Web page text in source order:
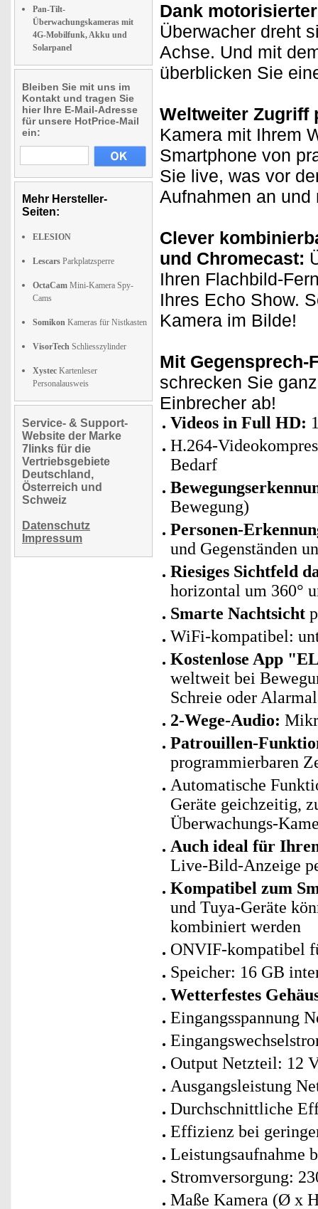
Pan-Tilt-
Überwachungskameras mit
4G-Mobilfunk, Akku und
Solarpanel
Bleiben Sie mit uns im
Kontakt und tragen Sie
hier Ihre E-Mail-Adresse
für unsere HotPrice-Mail
ein:
Mehr Hersteller-
Seiten:
ELESION
Lescars Parkplatzsperre
OctaCam Mini-Kamera Spy-
Cams
Somikon Kameras für Nistkasten
VisorTech Schliesszylinder
Xystec Kartenleser
Personalausweis
Service- & Support-
Website der Marke
7links für die
Vertriebsgebiete
Deutschland,
Österreich und
Schweiz
Datenschutz
Impressum
Dank
Überwacher dreht
Achse. Und mit
überblicken Sie
Weltweiter Zugriff
Kamera mit Ihrem
Smartphone von
Sie live, was vor
Aufnahmen an
Clever
und Chromecast:
Ihren Flachbild-
Ihres Echo Show.
Kamera im Bilde!
Mit Gegensprech-
schrecken Sie
Einbrecher ab!
Videos in Full HD:
H.264-
Bedarf
Bewegung)
Personen-
und Gegenständen
Riesiges Sichtfeld
horizontal um 360°
Smarte Nachtsicht
WiFi-kompatibel:
Kostenlose App
weltweit bei
Schreie oder
2-Wege-Audio:
Patrouillen-
programmierbaren
Automatische
Geräte geichzeitig,
Überwachungs-
Auch ideal für
Live-Bild-Anzeige
Kompatibel zum
und Tuya-Geräte
kombiniert werden
ONVIF-kompatibel
Speicher: 16 GB
Wetterfestes
Eingangsspannung
Output Netzteil: 12
Ausgangsleistung
Durchschnittliche
Effizienz bei
Leistungsaufnahme
Stromversorgung:
Maße Kamera (Ø x